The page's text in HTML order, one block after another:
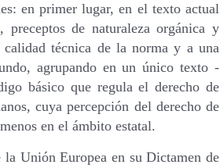
en primer lugar, en el texto actual
de naturaleza orgánica y
técnica de la norma y a una
agrupando en un único texto -
básico que regula el derecho de
cuya percepción del derecho de
en el ámbito estatal.
Unión Europea en su Dictamen de